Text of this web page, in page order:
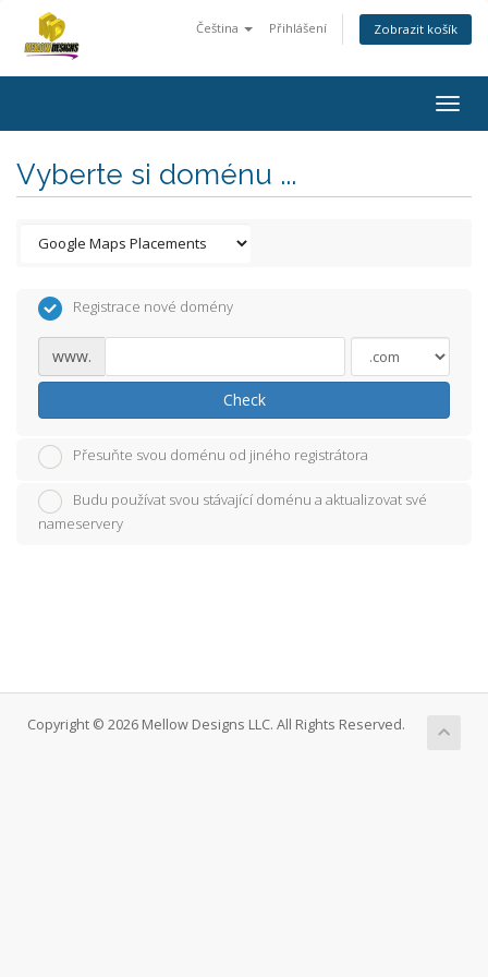
Čeština Přihlášení Zobrazit košík
Vyberte si doménu ...
Registrace nové domény
www.
Check
Přesuňte svou doménu od jiného registrátora
Budu používat svou stávající doménu a aktualizovat své
nameservery
Copyright © 2026 Mellow Designs LLC. All Rights Reserved.